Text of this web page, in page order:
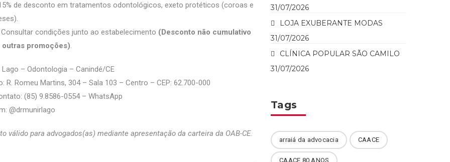
de desconto em tratamentos odontológicos, exeto protéticos (coroas e
Consultar condições junto ao estabelecimento (Desconto não cumulativo
outras promoções).
Lago – Odontologia – Canindé/CE
R. Romeu Martins, 304 – Sala 103 – Centro – CEP: 62.700-000
(85) 9.8586-0554 – WhatsApp
@‌drmunirlago
válido para advogados(as) mediante apresentação da carteira da OAB-CE.
31/07/2026
LOJA EXUBERANTE MODAS
31/07/2026
CLÍNICA POPULAR SÃO CAMILO
31/07/2026
Tags
arraiá da advocacia CAACE
CAACE 80 ANOS